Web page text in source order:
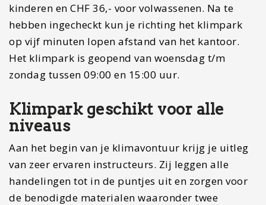
kinderen en CHF 36,- voor volwassenen. Na te
hebben ingecheckt kun je richting het klimpark
op vijf minuten lopen afstand van het kantoor.
Het klimpark is geopend van woensdag t/m
zondag tussen 09:00 en 15:00 uur.
Klimpark geschikt voor alle
niveaus
Aan het begin van je klimavontuur krijg je uitleg
van zeer ervaren instructeurs. Zij leggen alle
handelingen tot in de puntjes uit en zorgen voor
de benodigde materialen waaronder twee